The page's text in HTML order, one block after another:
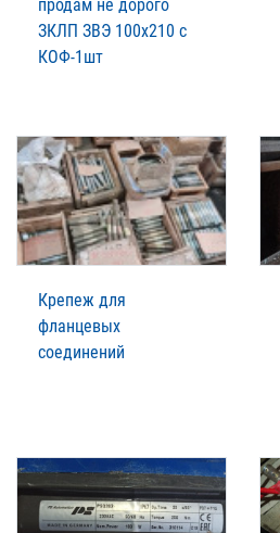
продам не дорого
ЗКЛП ЗВЭ 100х210 с
КОФ-1шт
Крепеж для
фланцевых
соединений